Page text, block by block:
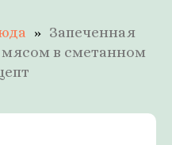
Запеченная
в сметанном